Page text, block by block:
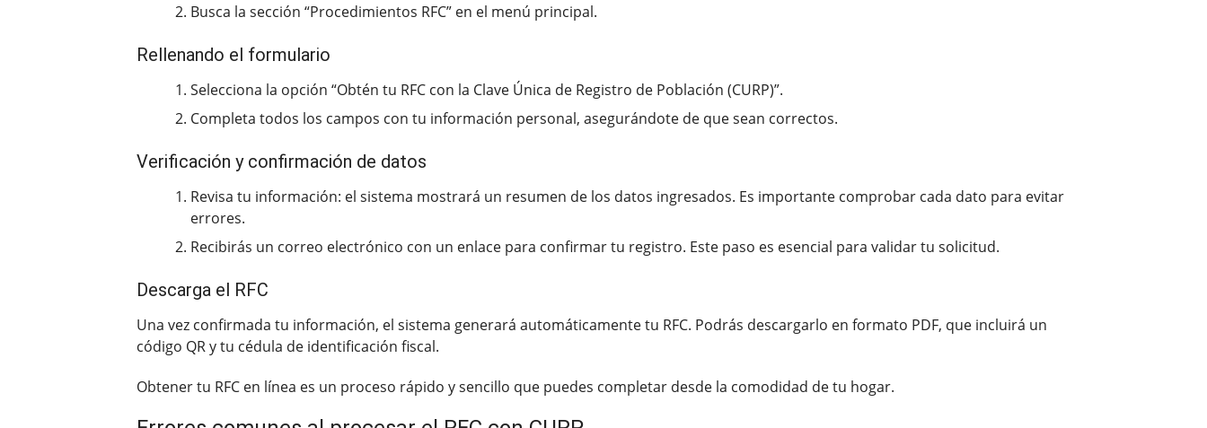
Busca la sección “Procedimientos RFC” en el menú principal.
Rellenando el formulario
Selecciona la opción “Obtén tu RFC con la Clave Única de Registro de Población (CURP)”.
Completa todos los campos con tu información personal, asegurándote de que sean correctos.
Verificación y confirmación de datos
Revisa tu información: el sistema mostrará un resumen de los datos ingresados. Es importante comprobar cada dato para evitar
errores.
Recibirás un correo electrónico con un enlace para confirmar tu registro. Este paso es esencial para validar tu solicitud.
Descarga el RFC
Una vez confirmada tu información, el sistema generará automáticamente tu RFC. Podrás descargarlo en formato PDF, que incluirá un
código QR y tu cédula de identificación fiscal.
Obtener tu RFC en línea es un proceso rápido y sencillo que puedes completar desde la comodidad de tu hogar.